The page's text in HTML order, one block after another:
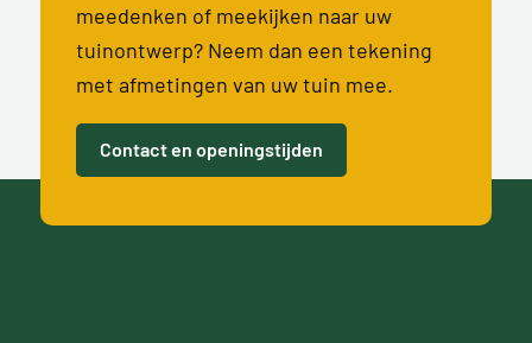
meedenken of meekijken naar uw
tuinontwerp? Neem dan een tekening
met afmetingen van uw tuin mee.
Contact en openingstijden